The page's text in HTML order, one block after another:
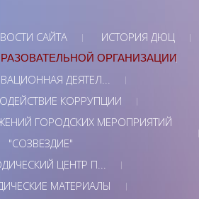
САЙТА ИСТОРИЯ ДЮЦ
ОРГАНИЗАЦИИ
ДЕЯТЕЛ...
КОРРУПЦИИ
ГОРОДСКИХ МЕРОПРИЯТИЙ
"СОЗВЕЗДИЕ"
ЦЕНТР П...
МАТЕРИАЛЫ